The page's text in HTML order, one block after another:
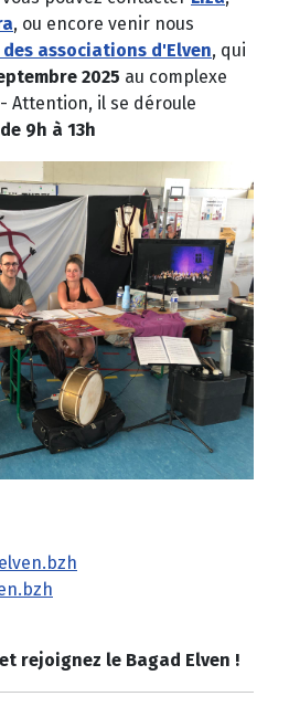
, ou encore venir nous
associations d'Elven, qui
2025 au complexe
Attention, il se déroule
de 9h à 13h
rejoignez le Bagad Elven !